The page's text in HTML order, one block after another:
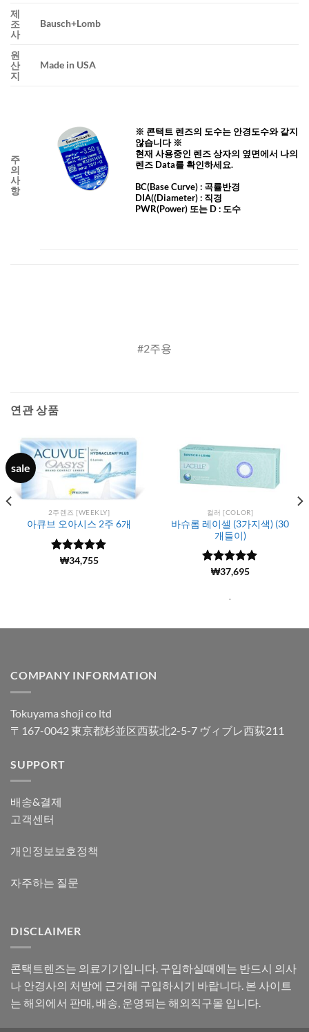
제
조
사
Bausch+Lomb
원
산
지
Made in USA
주
의
사
항
※ 콘택트 렌즈의 도수는 안경도수와 같지
않습니다 ※
현재 사용중인 렌즈 상자의 옆면에서 나의
렌즈 Data를 확인하세요.
BC(Base Curve): 곡률반경
DIA((Diameter) : 직경
PWR(Power) 또는 D : 도수
#2주용
연관 상품
sale
2주렌즈 [WEEKLY]
아큐브 오아시스 2주 6개
5 중에서
(6146)
₩34,755
컬러 [COLOR]
바슈롬 레이셀 (3가지색) (30
개들이)
5 중에서
(44)
₩37,695
.
COMPANY INFORMATION
Tokuyama shoji co ltd
〒167-0042 東京都杉並区西荻北2-5-7 ヴィブレ西荻211
SUPPORT
배송&결제
고객센터
개인정보보호정책
자주하는 질문
DISCLAIMER
콘택트렌즈는 의료기기입니다. 구입하실때에는 반드시 의사
나 안경사의 처방에 근거해 구입하시기 바랍니다. 본 사이트
는 해외에서 판매, 배송, 운영되는 해외직구몰 입니다.